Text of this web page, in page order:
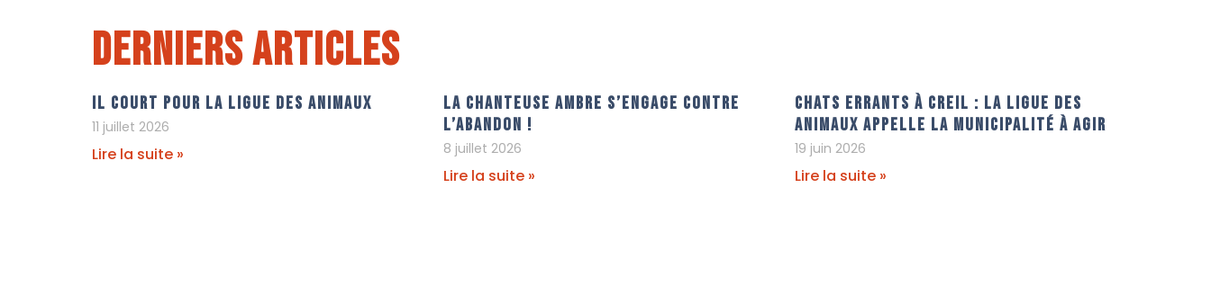
Derniers articles
Il court pour La Ligue Des Animaux
11 juillet 2026
Lire la suite »
La chanteuse Ambre s’engage contre
l’abandon !
8 juillet 2026
Lire la suite »
Chats errants à Creil : La Ligue Des
Animaux appelle la municipalité à agir
19 juin 2026
Lire la suite »